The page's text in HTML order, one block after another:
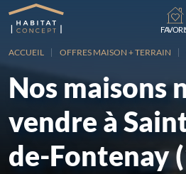
ACCUEIL OFFRES MAISON + TERRAIN
Nos maisons
vendre à
de-Fontenay